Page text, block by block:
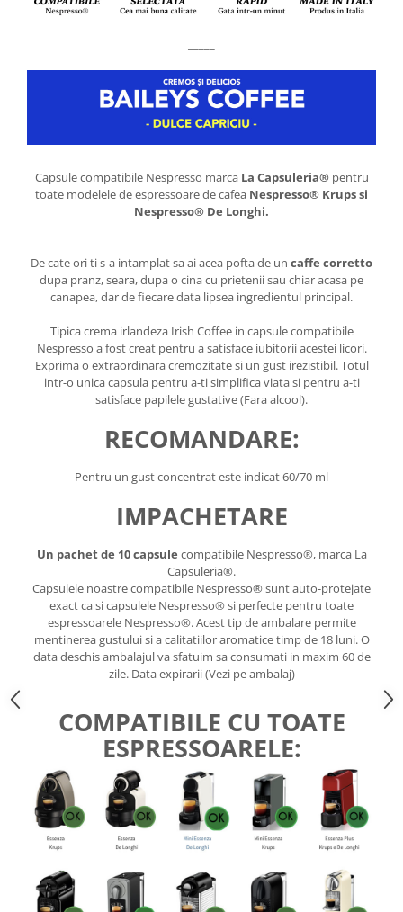
Capsule compatibile Nespresso marca La Capsuleria®pentru
toate modelele de espressoare de cafea Nespresso® Krups si
Nespresso® De Longhi.
De cate ori ti s-a intamplat sa ai acea pofta de un caffe corretto
dupa pranz, seara, dupa o cina cu prietenii sau chiar acasa pe
canapea, dar de fiecare data lipsea ingredientul principal.
Tipica crema irlandeza Irish Coffee in capsule compatibile
Nespresso a fost creat pentru a satisface iubitorii acestei licori.
Exprima o extraordinara cremozitate si un gust irezistibil. Totul
intr-o unica capsula pentru a-ti simplifica viata si pentru a-ti
satisface papilele gustative (Fara alcool).
RECOMANDARE:
Pentru un gust concentrat este indicat 60/70 ml
IMPACHETARE
Un pachet de 10 capsule compatibile Nespresso®, marca La
Capsuleria®.
Capsulele noastre compatibile Nespresso® sunt auto-protejate
exact ca si capsulele Nespresso® si perfecte pentru toate
espressoarele Nespresso®. Acest tip de ambalare permite
mentinerea gustului si a calitatiilor aromatice timp de 18 luni. O
data deschis ambalajul va sfatuim sa consumati in maxim 60 de
zile. Data expirarii (Vezi pe ambalaj)
COMPATIBILE CU TOATE
ESPRESSOARELE: